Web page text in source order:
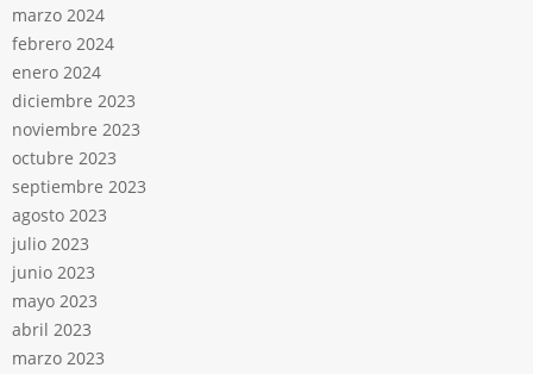
marzo 2024
febrero 2024
enero 2024
diciembre 2023
noviembre 2023
octubre 2023
septiembre 2023
agosto 2023
julio 2023
junio 2023
mayo 2023
abril 2023
marzo 2023